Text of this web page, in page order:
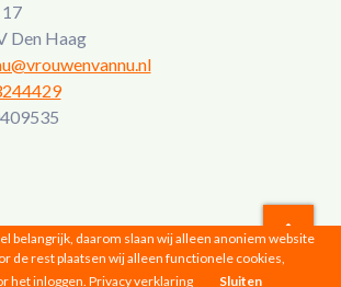
Den Haag
Nu © 2026 |Privacyverklaring
belangrijk, daarom slaan wij alleen anoniem website
de rest plaatsen wij alleen functionele cookies,
het inloggen. Privacy verklaring Sluiten